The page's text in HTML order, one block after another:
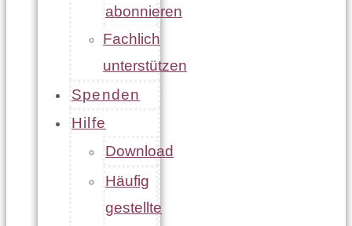
abonnieren
Fachlich
unterstützen
Spenden
Hilfe
Download
Häufig
gestellte